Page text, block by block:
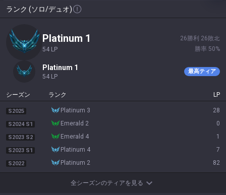
ランク (ソロ/デュオ)
platinum 1
54 LP
26 勝利 26 敗北
勝率 50%
platinum 1
54 LP
最高ティア
シーズン ランク LP
S2025 platinum 3 28
S2024 S1 emerald 2 0
S2023 S2 emerald 4 1
S2023 S1 platinum 4 7
S2022 platinum 2 82
全シーズンのティアを見る